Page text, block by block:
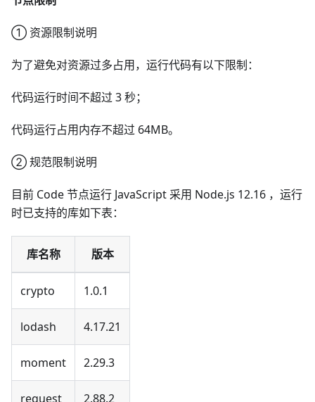
① 资源限制说明
为了避免对资源过多占用，运行代码有以下限制：
代码运行时间不超过 3 秒；
代码运行占用内存不超过 64MB。
② 规范限制说明
目前 Code 节点运行 JavaScript 采用 Node.js 12.16 ，运行
时已支持的库如下表：
库名称 版本
crypto 1.0.1
lodash 4.17.21
moment 2.29.3
request 2.88.2